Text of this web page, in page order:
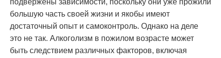
подвержены зависимости, поскольку они уже прожили
большую часть своей жизни и якобы имеют
достаточный опыт и самоконтроль. Однако на деле
это не так. Алкоголизм в пожилом возрасте может
быть следствием различных факторов, включая